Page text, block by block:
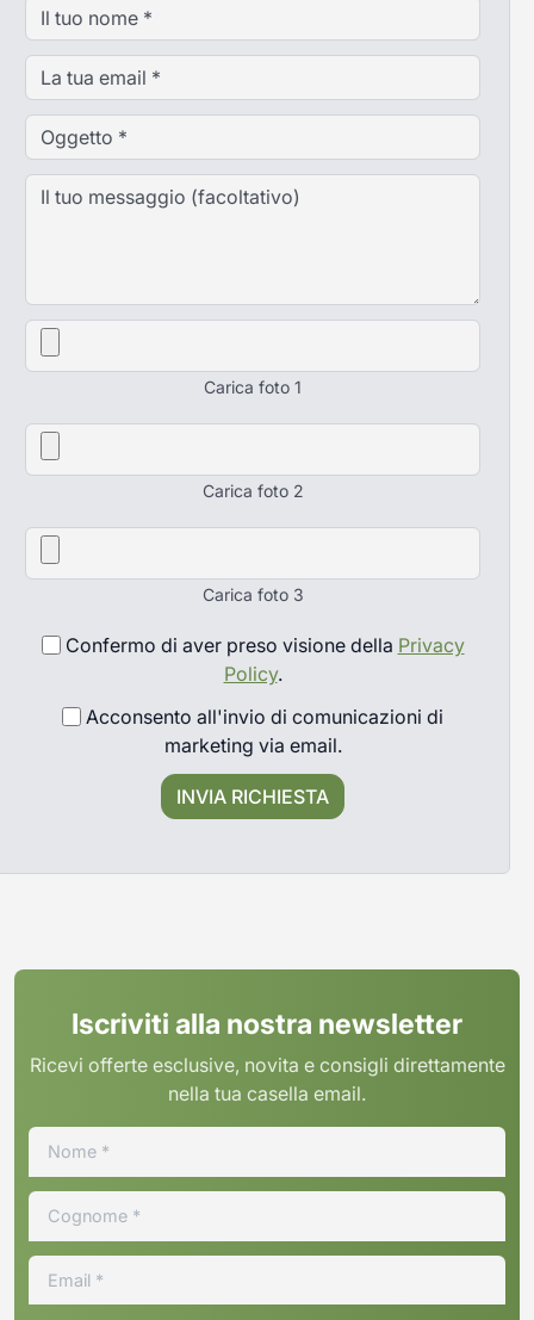
Carica foto 1
Carica foto 2
Carica foto 3
Confermo di aver preso visione della Privacy
Policy.
Acconsento all'invio di comunicazioni di
marketing via email.
Iscriviti alla nostra newsletter
Ricevi offerte esclusive, novita e consigli direttamente
nella tua casella email.